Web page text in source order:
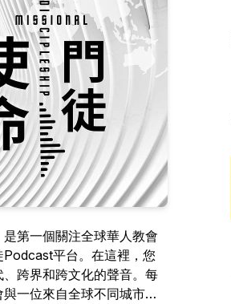
是第一個關注全球華人教會
Podcast平台。在這裡，您
、跨界和跨文化的聲音。每
一位來自全球不同城市的